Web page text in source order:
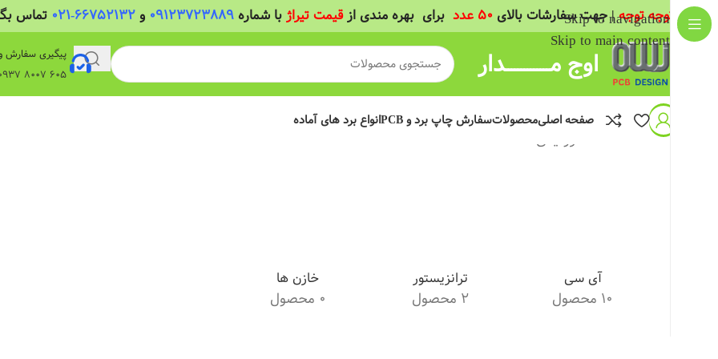
Skip to navigation
Skip to main content
( توجه توجه| جهت سفارشات بالای 50 عدد برای بهره مندی ازقیمت تیراژبا شماره 09123723889 و66752132-021 تماس
اوج مــــــــــــــدار
پیگیری سفارش
605 8007 0937 واتساپ
صفحه اصلیمحصولاتسفارش چاپ برد و PCB انواع برد های آماده
خانه قطعات الکترونیکی
آی سی
10 محصول
ترانزیستور
2 محصول
خازن ها
0 محصول